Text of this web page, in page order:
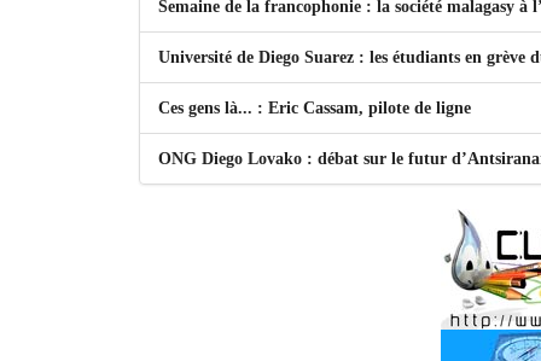
Semaine de la francophonie : la société malagasy à
Université de Diego Suarez : les étudiants en grève
Ces gens là... : Eric Cassam, pilote de ligne
ONG Diego Lovako : débat sur le futur